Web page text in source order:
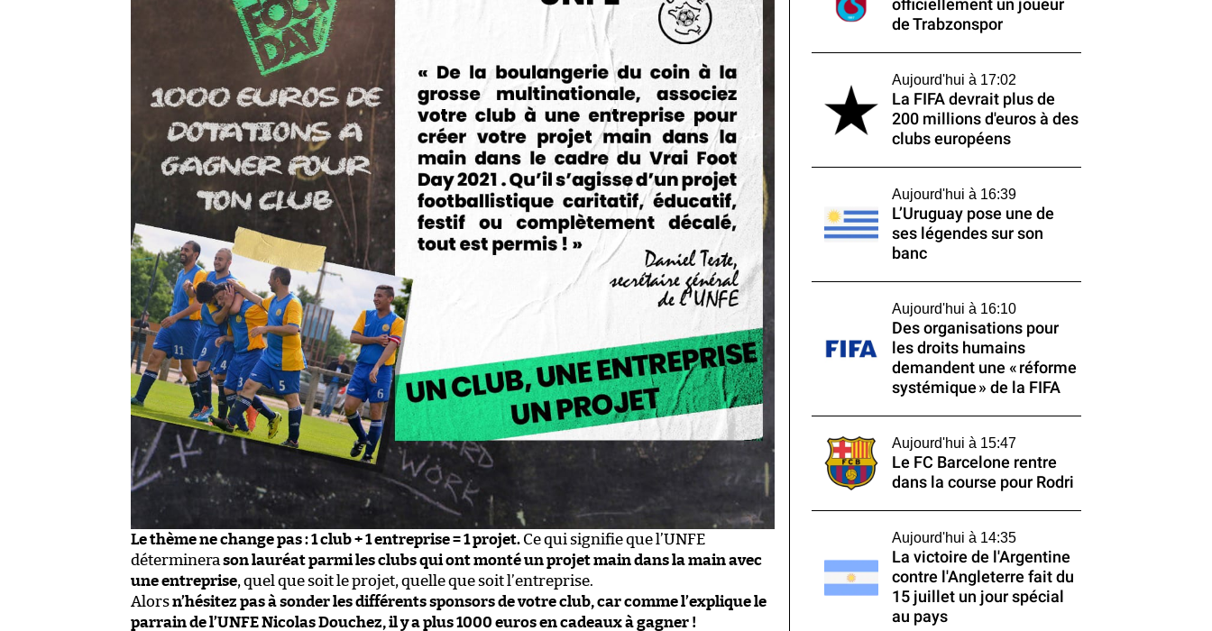
Le thème ne change pas : 1 club + 1 entreprise = 1 projet. Ce qui signifie que l’UNFE
déterminera son lauréat parmi les clubs qui ont monté un projet main dans la main avec
une entreprise, quel que soit le projet, quelle que soit l’entreprise.
Alorsn’hésitez pas à sonder les différents sponsors de votre club, car comme l’explique le
parrain de l’UNFE Nicolas Douchez, il y a plus 1000 euros en cadeaux à gagner !
officiellement un joueur
de Trabzonspor
Aujourd'hui à 17:02
La FIFA devrait plus de
200 millions d'euros à des
clubs européens
Aujourd'hui à 16:39
L’Uruguay pose une de
ses légendes sur son
banc
Aujourd'hui à 16:10
Des organisations pour
les droits humains
demandent une « réforme
systémique » de la FIFA
Aujourd'hui à 15:47
Le FC Barcelone rentre
dans la course pour Rodri
Aujourd'hui à 14:35
La victoire de l'Argentine
contre l'Angleterre fait du
15 juillet un jour spécial
au pays